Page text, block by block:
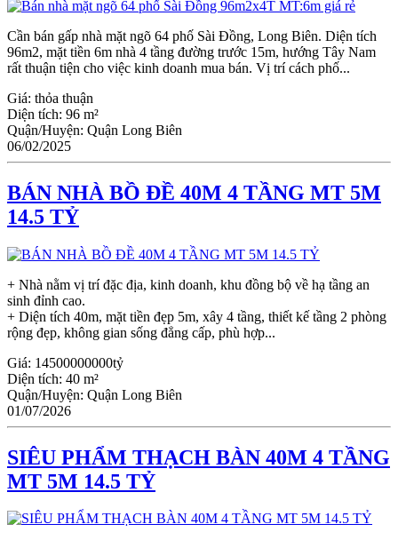
Cần bán gấp nhà mặt ngõ 64 phố Sài Đồng, Long Biên. Diện tích
96m2, mặt tiền 6m nhà 4 tầng đường trước 15m, hướng Tây Nam
rất thuận tiện cho việc kinh doanh mua bán. Vị trí cách phố...
Giá: thỏa thuận
Diện tích: 96 m²
Quận/Huyện: Quận Long Biên
06/02/2025
BÁN NHÀ BỒ ĐỀ 40M 4 TẦNG MT 5M
14.5 TỶ
+ Nhà nằm vị trí đặc địa, kinh doanh, khu đồng bộ về hạ tầng an
sinh đỉnh cao.
+ Diện tích 40m, mặt tiền đẹp 5m, xây 4 tầng, thiết kế tầng 2 phòng
rộng đẹp, không gian sống đẳng cấp, phù hợp...
Giá: 14500000000tỷ
Diện tích: 40 m²
Quận/Huyện: Quận Long Biên
01/07/2026
SIÊU PHẨM THẠCH BÀN 40M 4 TẦNG
MT 5M 14.5 TỶ